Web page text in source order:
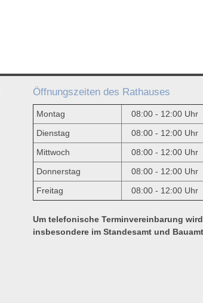
Öffnungszeiten des Rathauses
Montag 08:00 - 12:00 Uhr
Dienstag
08:00 - 12:00 Uhr
Mittwoch
08:00 - 12:00 Uhr
Donnerstag
08:00 - 12:00 Uhr
Freitag
08:00 - 12:00 Uhr
Um telefonische Terminvereinbarung
insbesondere im Standesamt und